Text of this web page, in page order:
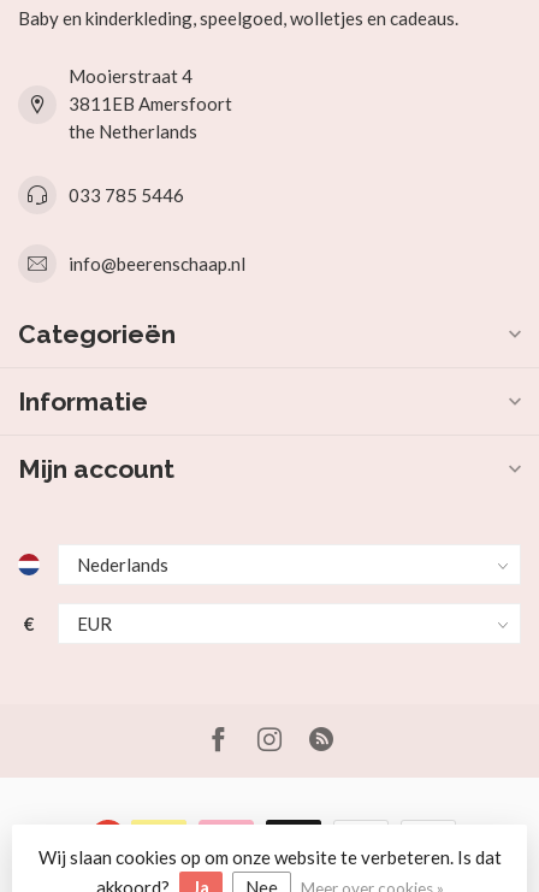
Baby en kinderkleding, speelgoed, wolletjes en cadeaus.
Mooierstraat 4
3811EB Amersfoort
the Netherlands
033 785 5446
info@beerenschaap.nl
Categorieën
Informatie
Mijn account
€
© Copyright 2026 Beer en Schaap
Wij slaan cookies op om onze website te verbeteren. Is dat
akkoord?
Ja Nee